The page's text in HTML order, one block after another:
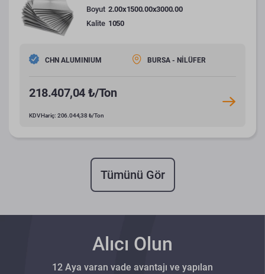
Boyut 2.00x1500.00x3000.00
Kalite 1050
CHN ALUMINIUM BURSA - NİLÜFER
218.407,04 ₺/Ton
KDV Hariç: 206.044,38 ₺/Ton
Tümünü Gör
Alıcı Olun
12 Aya varan vade avantajı ve yapılan